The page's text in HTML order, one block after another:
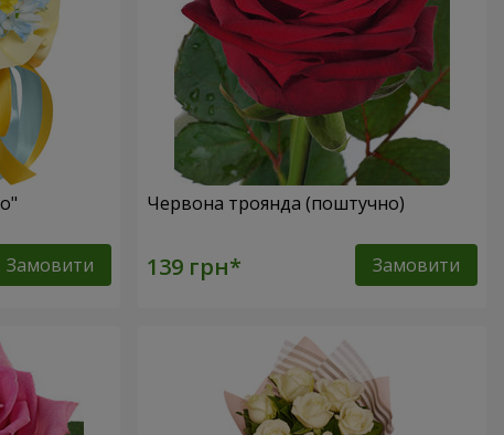
Замовити
Червона троянда (поштучно)
Замовити